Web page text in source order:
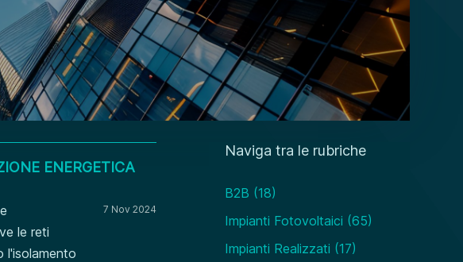
ENERGETICA
7 Nov 2024
le reti
l'isolamento
Naviga tra le rubriche
B2B (18)
Impianti Fotovoltaici (65)
Impianti Realizzati (17)